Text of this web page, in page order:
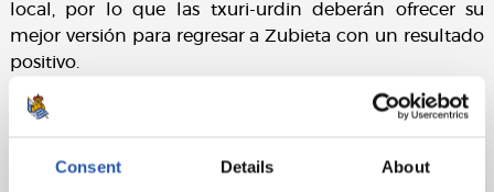
Consent Details About
local, por lo que las txuri-urdin deberán ofrecer su
mejor versión para regresar a Zubieta con un resultado
positivo.
La Real B afronta así una nueva oportunidad para
puestos de playoff. Aupa Real!